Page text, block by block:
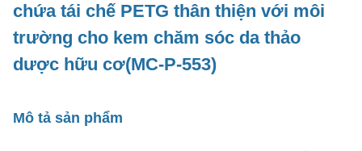
chứa tái chế PETG thân thiện với môi
trường cho kem chăm sóc da thảo
dược hữu cơ(MC-P-553)
Mô tả sản phẩm